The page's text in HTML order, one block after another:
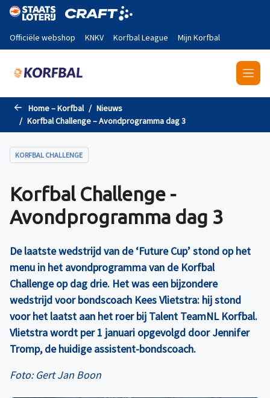
Naar de hoofdinhoud gaan
Officiële webshop KNKV Korfbal League Mijn Korfbal
Home – Korfbal
Nieuws
Korfbal Challenge – Avondprogramma dag 3
KORFBAL CHALLENGE
Korfbal Challenge -
Avondprogramma dag 3
De laatste wedstrijd van de ‘Future Cup’ stond op het
menu in het avondprogramma van de Korfbal
Challenge op dag drie. Het was een bijzondere
wedstrijd voor bondscoach Kees Vlietstra: hij stond
voor het laatst aan het roer bij Talent TeamNL Korfbal.
Vlietstra wordt per 1 januari opgevolgd door Jennifer
Tromp, de huidige assistent-bondscoach.
Foto: Gert Jan Boon